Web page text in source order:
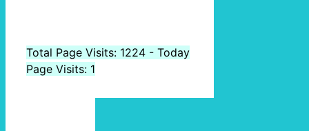
Total Page Visits: 1224 - Today
Page Visits: 1